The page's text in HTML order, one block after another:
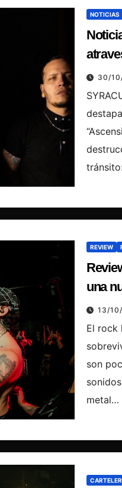
NOTICIAS
30/
REVIEW
una
13/
El rock
son
metal…